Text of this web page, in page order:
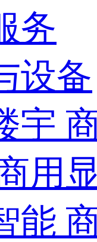
务
设备
宇
用
能